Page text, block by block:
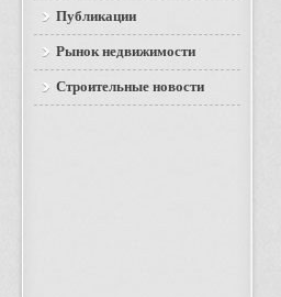
Публикации
Рынок недвижимости
Строительные новости